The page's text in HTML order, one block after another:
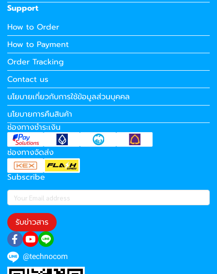
Support
How to Order
How to Payment
Order Tracking
Contact us
นโยบายเกี่ยวกับการใช้ข้อมูลส่วนบุคคล
นโยบายการคืนสินค้า
ช่องทางชำระเงิน
ช่องทางจัดส่ง
Subscribe
รับข่าวสาร
@technocom